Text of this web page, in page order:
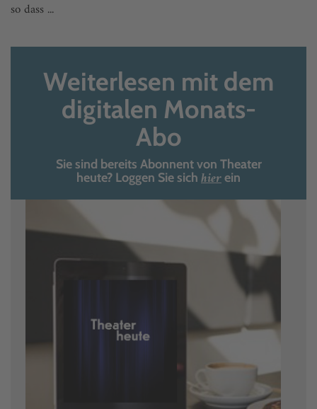
so dass ...
Weiterlesen mit dem
digitalen Monats-
Abo
Sie sind bereits Abonnent von Theater
heute? Loggen Sie sich hierein